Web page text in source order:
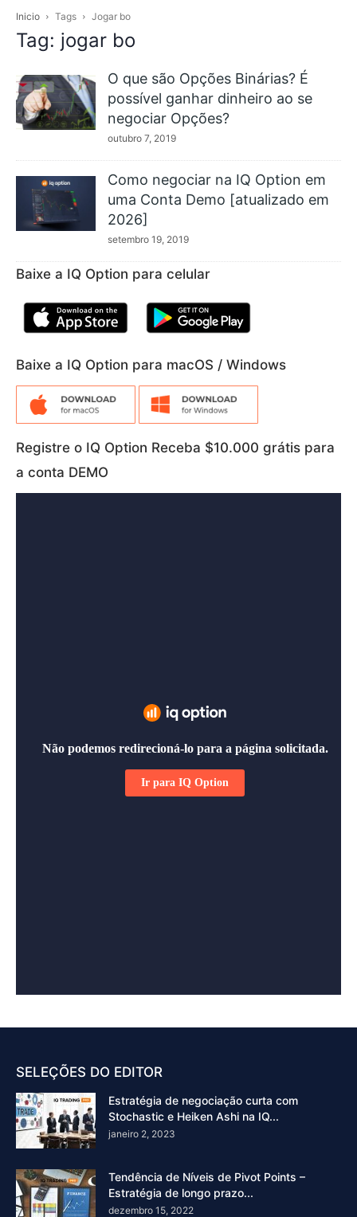
Inicio Tags Jogar bo
Tag: jogar bo
O que são Opções Binárias? É
possível ganhar dinheiro ao se
negociar Opções?
outubro 7, 2019
Como negociar na IQ Option em
uma Conta Demo [atualizado em
2026]
setembro 19, 2019
Baixe a IQ Option para celular
Baixe a IQ Option para macOS / Windows
Registre o IQ Option Receba $10.000 grátis para
a conta DEMO
SELEÇÕES DO EDITOR
Estratégia de negociação curta com
Stochastic e Heiken Ashi na IQ...
janeiro 2, 2023
Tendência de Níveis de Pivot Points –
Estratégia de longo prazo...
dezembro 15, 2022